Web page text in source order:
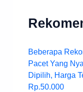
Beberapa
Pacet Yang
Dipilih, Harga
Rp.50.000